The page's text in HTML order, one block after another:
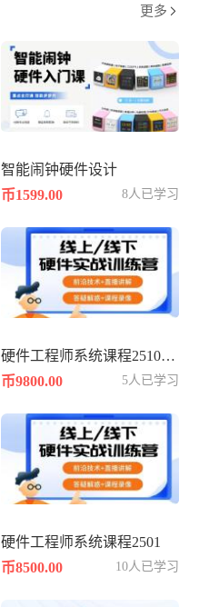
更多 
智能闹钟硬件设计
币1599.00
8人已学习
硬件工程师系统课程2510--硬件篇
币9800.00
5人已学习
硬件工程师系统课程2501
币8500.00
10人已学习